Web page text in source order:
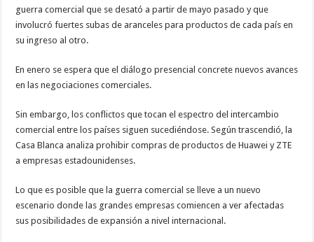
guerra comercial que se desató a partir de mayo pasado y que
involucró fuertes subas de aranceles para productos de cada país en
su ingreso al otro.
En enero se espera que el diálogo presencial concrete nuevos avances
en las negociaciones comerciales.
Sin embargo, los conflictos que tocan el espectro del intercambio
comercial entre los países siguen sucediéndose. Según trascendió, la
Casa Blanca analiza prohibir compras de productos de Huawei y ZTE
a empresas estadounidenses.
Lo que es posible que la guerra comercial se lleve a un nuevo
escenario donde las grandes empresas comiencen a ver afectadas
sus posibilidades de expansión a nivel internacional.